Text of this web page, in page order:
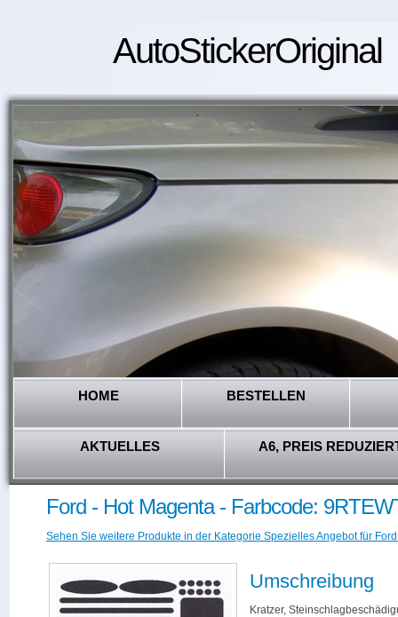
AutoStickerOriginal
HOME BESTELLEN
AKTUELLES A6, PREIS
Ford - Hot Magenta - Farbcode:
Sehen Sie weitere Produkte in der Kategorie Spezielles Angebot für
Umschreibung
Kratzer,